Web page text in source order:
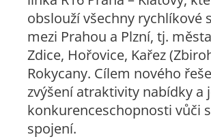
obslouží všechny rychlíkové
mezi Prahou a Plzní, tj.
Zdice, Hořovice, Kařez
Rokycany. Cílem nového
zvýšení atraktivity nabídky a
konkurenceschopnosti vůči
spojení.